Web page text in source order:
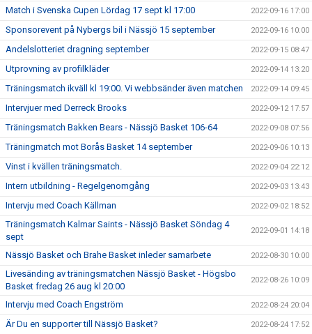
Match i Svenska Cupen Lördag 17 sept kl 17:00 2022-09-16 17:00
Sponsorevent på Nybergs bil i Nässjö 15 september 2022-09-16 10:00
Andelslotteriet dragning september 2022-09-15 08:47
Utprovning av profilkläder 2022-09-14 13:20
Träningsmatch ikväll kl 19:00. Vi webbsänder även matchen 2022-09-14 09:45
Intervjuer med Derreck Brooks 2022-09-12 17:57
Träningsmatch Bakken Bears - Nässjö Basket 106-64 2022-09-08 07:56
Träningmatch mot Borås Basket 14 september 2022-09-06 10:13
Vinst i kvällen träningsmatch. 2022-09-04 22:12
Intern utbildning - Regelgenomgång 2022-09-03 13:43
Intervju med Coach Källman 2022-09-02 18:52
Träningsmatch Kalmar Saints - Nässjö Basket Söndag 4
sept
2022-09-01 14:18
Nässjö Basket och Brahe Basket inleder samarbete 2022-08-30 10:00
Livesänding av träningsmatchen Nässjö Basket - Högsbo
Basket fredag 26 aug kl 20:00
2022-08-26 10:09
Intervju med Coach Engström 2022-08-24 20:04
Är Du en supporter till Nässjö Basket? 2022-08-24 17:52